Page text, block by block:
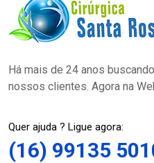
Há mais de 24 anos
nossos clientes. Agora na
Quer ajuda ? Ligue agora:
(16) 99135